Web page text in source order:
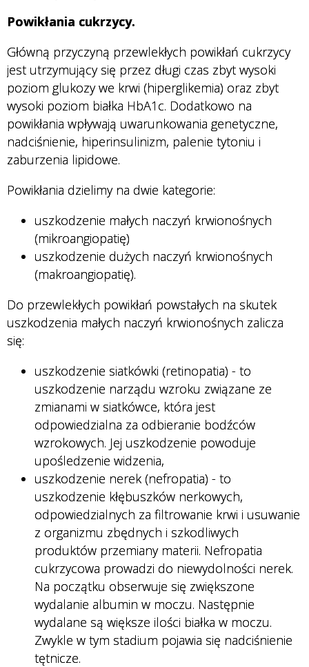
Powikłania cukrzycy.
Główną przyczyną przewlekłych powikłań cukrzycy
jest utrzymujący się przez długi czas zbyt wysoki
poziom glukozy we krwi (hiperglikemia) oraz zbyt
wysoki poziom białka HbA1c. Dodatkowo na
powikłania wpływają uwarunkowania genetyczne,
nadciśnienie, hiperinsulinizm, palenie tytoniu i
zaburzenia lipidowe.
Powikłania dzielimy na dwie kategorie:
uszkodzenie małych naczyń krwionośnych
(mikroangiopatię)
uszkodzenie dużych naczyń krwionośnych
(makroangiopatię).
Do przewlekłych powikłań powstałych na skutek
uszkodzenia małych naczyń krwionośnych zalicza
się:
uszkodzenie siatkówki (retinopatia) - to
uszkodzenie narządu wzroku związane ze
zmianami w siatkówce, która jest
odpowiedzialna za odbieranie bodźców
wzrokowych. Jej uszkodzenie powoduje
upośledzenie widzenia,
uszkodzenie nerek (nefropatia) - to
uszkodzenie kłębuszków nerkowych,
odpowiedzialnych za filtrowanie krwi i usuwanie
z organizmu zbędnych i szkodliwych
produktów przemiany materii. Nefropatia
cukrzycowa prowadzi do niewydolności nerek.
Na początku obserwuje się zwiększone
wydalanie albumin w moczu. Następnie
wydalane są większe ilości białka w moczu.
Zwykle w tym stadium pojawia się nadciśnienie
tętnicze.